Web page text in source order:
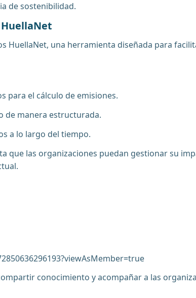
de sostenibilidad.
HuellaNet, una herramienta diseñada para
para el cálculo de emisiones.
de manera estructurada.
a lo largo del tiempo.
que las organizaciones puedan gestionar su
conocimiento y acompañar a las